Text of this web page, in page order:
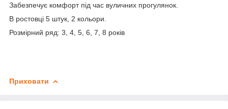
Забезпечує комфорт під час вуличних прогулянок.
В ростовці 5 штук, 2 кольори.
Розмірний ряд: 3, 4, 5, 6, 7, 8 років
Приховати